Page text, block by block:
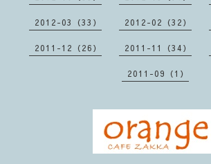
2012-03（33） 2012-02（32）
2011-12（26） 2011-11（34）
2011-09（1）